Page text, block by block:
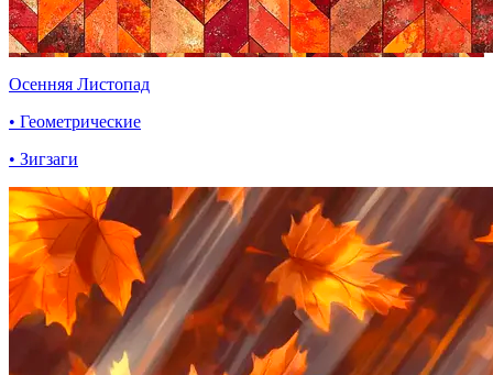
Осенняя Листопад
• Геометрические
• Зигзаги